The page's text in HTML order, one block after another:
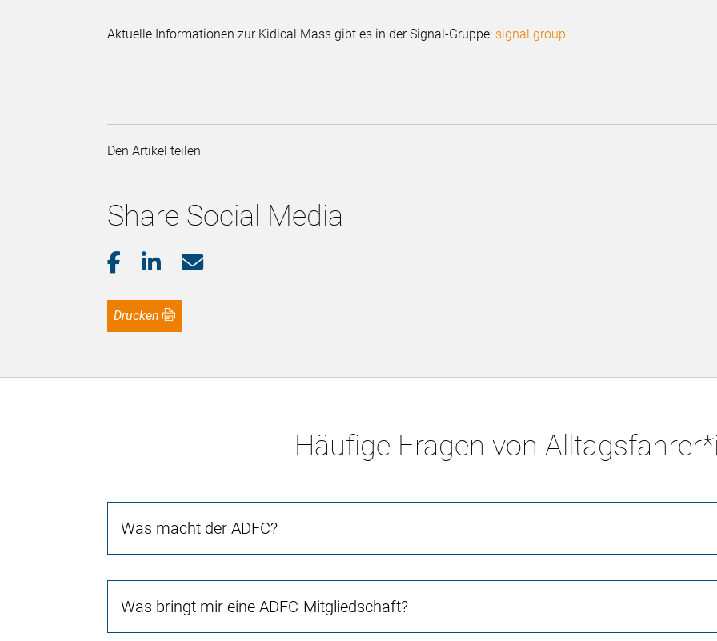
Aktuelle Informationen zur Kidical Mass gibt es in der Signal-Gruppe: signal.group
Den Artikel teilen
Share Social Media
Drucken
Häufige Fragen von
Was macht der ADFC?
Was bringt mir eine ADFC-Mitgliedschaft?